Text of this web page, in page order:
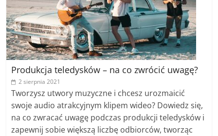
Produkcja teledysków – na co zwrócić uwagę?
2 sierpnia 2021
Tworzysz utwory muzyczne i chcesz urozmaicić
swoje audio atrakcyjnym klipem wideo? Dowiedz się,
na co zwracać uwagę podczas produkcji teledysków i
zapewnij sobie większą liczbę odbiorców, tworząc